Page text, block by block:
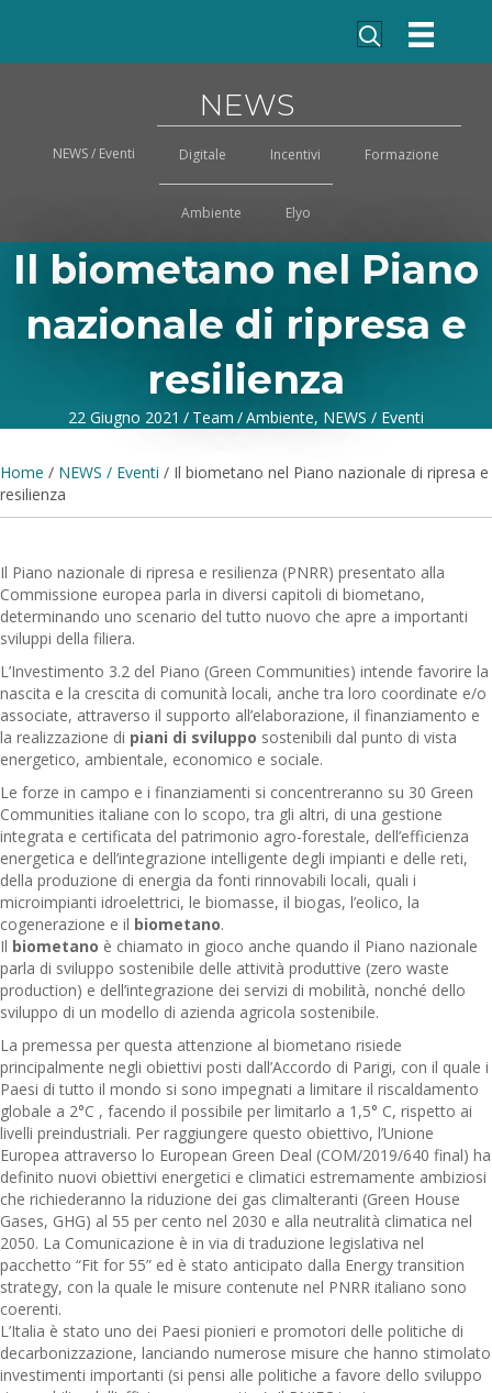
NEWS
NEWS / Eventi Digitale Incentivi Formazione
Ambiente Elyo
Il biometano nel Piano
nazionale di ripresa e
resilienza
22 Giugno 2021 / Team /Ambiente, NEWS / Eventi
Home / NEWS / Eventi / Il biometano nel Piano nazionale di ripresa e
resilienza
Il Piano nazionale di ripresa e resilienza (PNRR) presentato alla
Commissione europea parla in diversi capitoli di biometano,
determinando uno scenario del tutto nuovo che apre a importanti
sviluppi della filiera.
L’Investimento 3.2 del Piano (Green Communities) intende favorire la
nascita e la crescita di comunità locali, anche tra loro coordinate e/o
associate, attraverso il supporto all’elaborazione, il finanziamento e
la realizzazione di piani di sviluppo sostenibili dal punto di vista
energetico, ambientale, economico e sociale.
Le forze in campo e i finanziamenti si concentreranno su 30 Green
Communities italiane con lo scopo, tra gli altri, di una gestione
integrata e certificata del patrimonio agro-forestale, dell’efficienza
energetica e dell’integrazione intelligente degli impianti e delle reti,
della produzione di energia da fonti rinnovabili locali, quali i
microimpianti idroelettrici, le biomasse, il biogas, l’eolico, la
cogenerazione e il biometano.
Il biometano è chiamato in gioco anche quando il Piano nazionale
parla di sviluppo sostenibile delle attività produttive (zero waste
production) e dell’integrazione dei servizi di mobilità, nonché dello
sviluppo di un modello di azienda agricola sostenibile.
La premessa per questa attenzione al biometano risiede
principalmente negli obiettivi posti dall’Accordo di Parigi, con il quale i
Paesi di tutto il mondo si sono impegnati a limitare il riscaldamento
globale a 2°C , facendo il possibile per limitarlo a 1,5° C, rispetto ai
livelli preindustriali. Per raggiungere questo obiettivo, l’Unione
Europea attraverso lo European Green Deal (COM/2019/640 final) ha
definito nuovi obiettivi energetici e climatici estremamente ambiziosi
che richiederanno la riduzione dei gas climalteranti (Green House
Gases, GHG) al 55 per cento nel 2030 e alla neutralità climatica nel
2050. La Comunicazione è in via di traduzione legislativa nel
pacchetto “Fit for 55” ed è stato anticipato dalla Energy transition
strategy, con la quale le misure contenute nel PNRR italiano sono
coerenti.
L’Italia è stato uno dei Paesi pionieri e promotori delle politiche di
decarbonizzazione, lanciando numerose misure che hanno stimolato
investimenti importanti (si pensi alle politiche a favore dello sviluppo